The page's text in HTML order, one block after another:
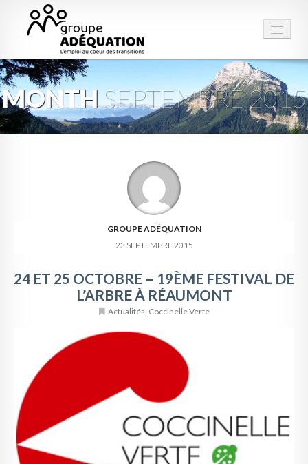
LE GROUPE
STRUCTURES
MONTHSEPTEMBRE 2015
GROUPE ADÉQUATION
23 SEPTEMBRE 2015
24 ET 25 OCTOBRE – 19ÈME FESTIVAL DE
L’ARBRE À RÉAUMONT
Actualités Coccinelle Verte